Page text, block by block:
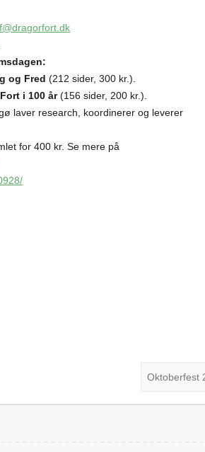
og Fred (212 sider, 300 kr.).
i 100 år(156 sider, 200 kr.).
laver research, koordinerer og leverer
for 400 kr. Se mere på
Oktoberfest